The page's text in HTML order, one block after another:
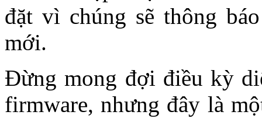
đặt vì chúng sẽ thông
mới.
Đừng mong đợi điều kỳ
firmware, nhưng đây là